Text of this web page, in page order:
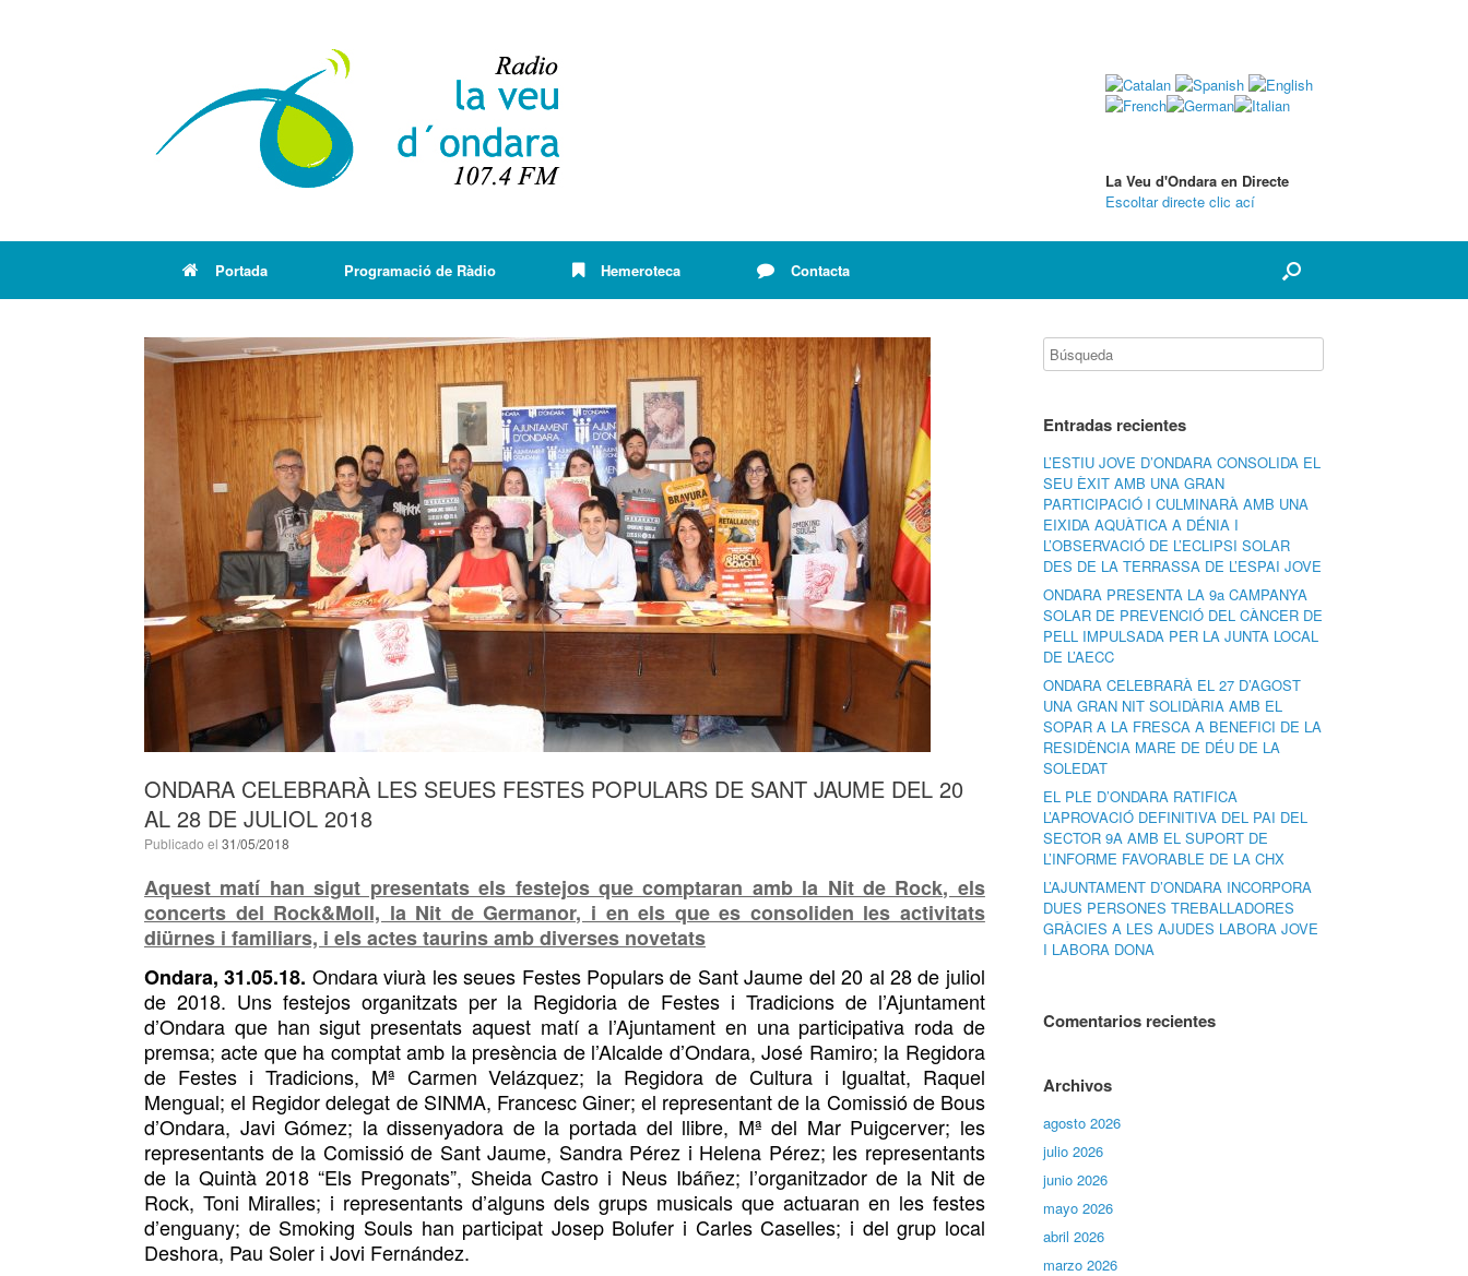
La Veu d'Ondara en Directe
Escoltar directe clic ací
Portada Programació de Ràdio Hemeroteca Contacta
ONDARA CELEBRARÀ LES SEUES FESTES POPULARS DE SANT JAUME DEL 20
AL 28 DE JULIOL 2018
Publicado el 31/05/2018
Aquest matí han sigut presentats els festejos que comptaran amb la Nit de Rock, els
concerts del Rock&Moll, la Nit de Germanor, i en els que es consoliden les activitats
diürnes i familiars, i els actes taurins amb diverses novetats
Ondara, 31.05.18. Ondara viurà les seues Festes Populars de Sant Jaume del 20 al 28de juliol
de 2018. Uns festejos organitzats per la Regidoria de Festes i Tradicions de l’Ajuntament
d’Ondara que han sigut presentats aquest matía l’Ajuntament en una participativa roda de
premsa; acte que ha comptatamb la presència de l’Alcalde d’Ondara, José Ramiro; la Regidora
de Festes i Tradicions, Mª Carmen Velázquez; la Regidora de Cultura i Igualtat, Raquel
Mengual; el Regidor delegat de SINMA, Francesc Giner; el representant de la Comissió de Bous
d’Ondara, Javi Gómez; la dissenyadora de la portada del llibre, Mª del Mar Puigcerver; les
representants de la Comissió de Sant Jaume, Sandra Pérez i Helena Pérez; les representants
de la Quintà 2018 “Els Pregonats”, Sheida Castro i Neus Ibáñez; l’organitzador de la Nit de
Rock, Toni Miralles; i representantsd’alguns dels grups musicals que actuaran en les festes
d’enguany; de Smoking Souls han participat Josep Bolufer i Carles Caselles; i del grup local
Deshora, Pau Soler i Jovi Fernández.
Entradas recientes
L’ESTIU JOVE D’ONDARA CONSOLIDA EL
SEU ÈXIT AMB UNA GRAN
PARTICIPACIÓ I CULMINARÀ AMB UNA
EIXIDA AQUÀTICA A DÉNIA I
L’OBSERVACIÓ DE L’ECLIPSI SOLAR
DES DE LA TERRASSA DE L’ESPAI JOVE
ONDARA PRESENTA LA 9a CAMPANYA
SOLAR DE PREVENCIÓ DEL CÀNCER DE
PELL IMPULSADA PER LA JUNTA LOCAL
DE L’AECC
ONDARA CELEBRARÀ EL 27 D’AGOST
UNA GRAN NIT SOLIDÀRIA AMB EL
SOPAR A LA FRESCA A BENEFICI DE LA
RESIDÈNCIA MARE DE DÉU DE LA
SOLEDAT
EL PLE D’ONDARA RATIFICA
L’APROVACIÓ DEFINITIVA DEL PAI DEL
SECTOR 9A AMB EL SUPORT DE
L’INFORME FAVORABLE DE LA CHX
L’AJUNTAMENT D’ONDARA INCORPORA
DUES PERSONES TREBALLADORES
GRÀCIES A LES AJUDES LABORA JOVE
I LABORA DONA
Comentarios recientes
Archivos
agosto 2026
julio 2026
junio 2026
mayo 2026
abril 2026
marzo 2026